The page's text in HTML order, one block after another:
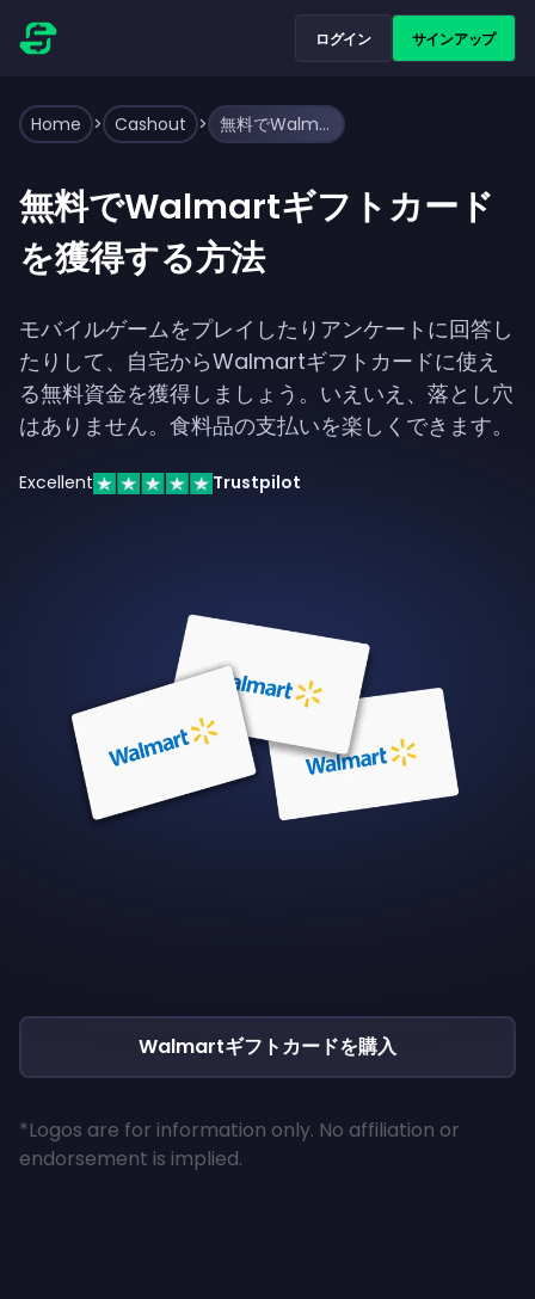
ログイン サインアップ
Home > Cashout > 無料でWalmartギフトカードを獲得する方法
無料でWalmartギフトカード
を獲得する方法
モバイルゲームをプレイしたりアンケートに回答し
たりして、自宅からWalmartギフトカードに使え
る無料資金を獲得しましょう。いえいえ、落とし穴
はありません。食料品の支払いを楽しくできます。
Excellent Trustpilot
Walmartギフトカードを購入
*Logos are for information only. No affiliation or
endorsement is implied.